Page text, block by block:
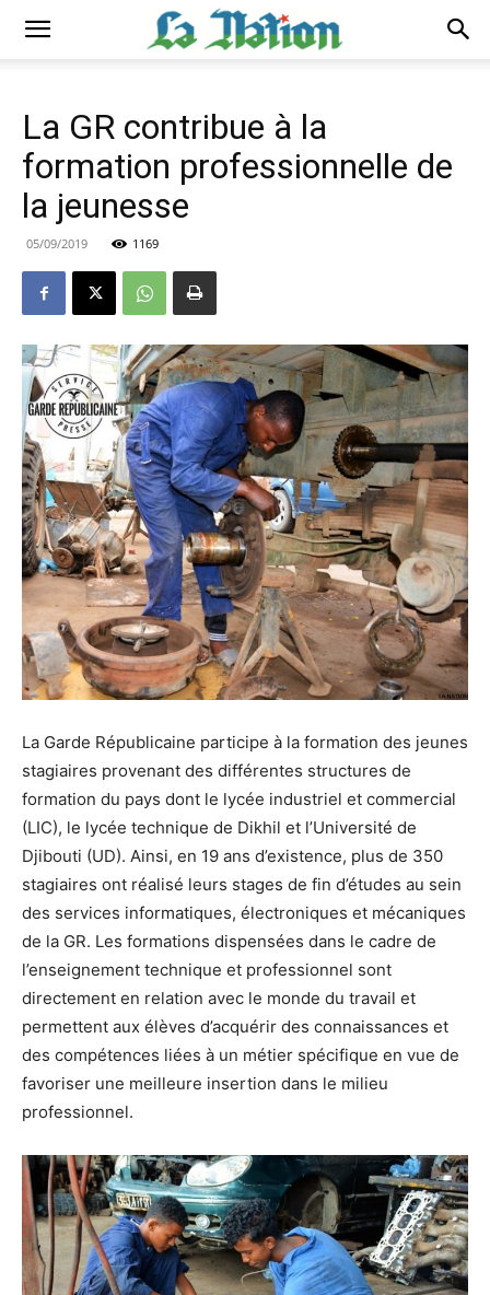
La GR contribue à la
formation professionnelle de
la jeunesse
05/09/2019 1169
La Garde Républicaine participe à la formation des jeunes
stagiaires provenant des différentes structures de
formation du pays dont le lycée industriel et commercial
(LIC), le lycée technique de Dikhil et l’Université de
Djibouti (UD). Ainsi, en 19 ans d’existence, plus de 350
stagiaires ont réalisé leurs stages de fin d’études au sein
des services informatiques, électroniques et mécaniques
de la GR. Les formations dispensées dans le cadre de
l’enseignement technique et professionnel sont
directement en relation avec le monde du travail et
permettent aux élèves d’acquérir des connaissances et
des compétences liées à un métier spécifique en vue de
favoriser une meilleure insertion dans le milieu
professionnel.